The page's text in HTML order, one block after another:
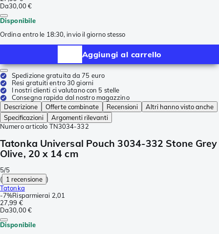
Da30,00 €
Disponibile
Ordina entro le 18:30, invio il giorno stesso
Aggiungi al carrello
Spedizione gratuita da 75 euro
Resi gratuiti entro 30 giorni
I nostri clienti ci valutano con 5 stelle
Consegna rapida dal nostro magazzino
Descrizione
Offerte combinate Recensioni
Altri hanno visto anche
Specificazioni
Argomenti rilevanti
Numero articolo TN3034-332
Tatonka Universal Pouch 3034-332 Stone Grey
Olive, 20 x 14 cm
5/5
( 1 recensione )
Tatonka
-7%Risparmierai 2,01
27,99 €
Da30,00 €
Disponibile